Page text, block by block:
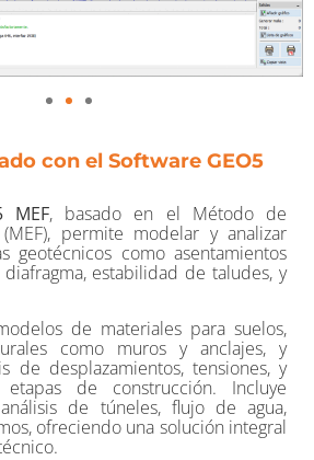
con el Software GEO5
MEF, basado en el Método de
permite modelar y analizar
geotécnicos como asentamientos
estabilidad de taludes, y
de materiales para suelos,
como muros y anclajes, y
de desplazamientos, tensiones, y
de construcción. Incluye
de túneles, flujo de agua,
ofreciendo una solución integral